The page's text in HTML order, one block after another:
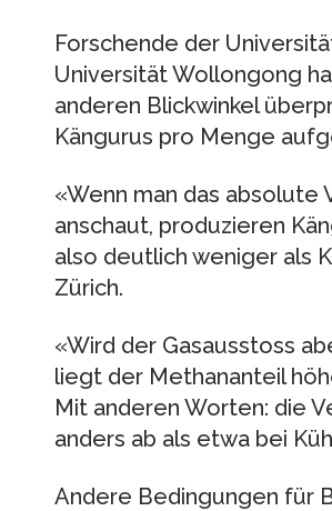
Forschende der
Universität Wollongong
anderen Blickwinkel
Kängurus pro Menge
«Wenn man das
anschaut, produzieren
also deutlich weniger als
Zürich.
«Wird der Gasausstoss
liegt der Methananteil
Mit anderen Worten: die
anders ab als etwa bei
Andere Bedingungen für